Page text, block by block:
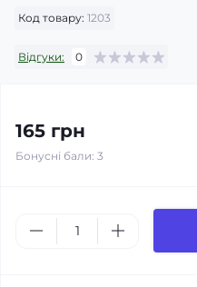
Код товару: 1203
Відгуки: 0
165 грн
Бонусні бали: 3